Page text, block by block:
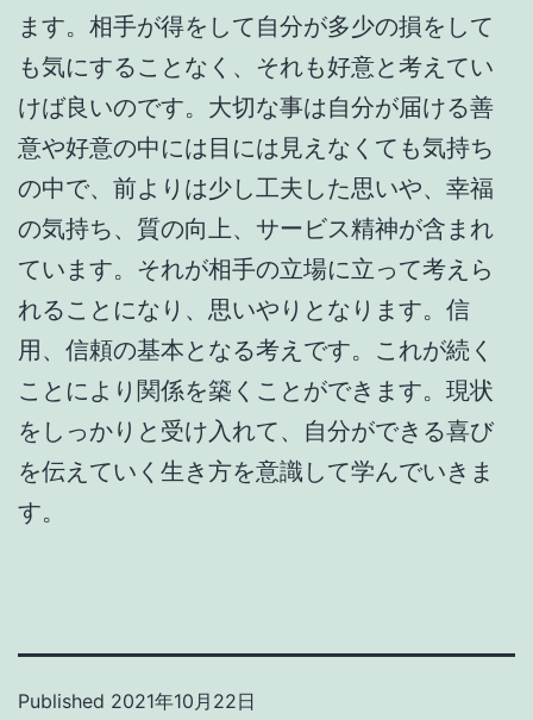
ます。相手が得をして自分が多少の損をして
も気にすることなく、それも好意と考えてい
けば良いのです。大切な事は自分が届ける善
意や好意の中には目には見えなくても気持ち
の中で、前よりは少し工夫した思いや、幸福
の気持ち、質の向上、サービス精神が含まれ
ています。それが相手の立場に立って考えら
れることになり、思いやりとなります。信
用、信頼の基本となる考えです。これが続く
ことにより関係を築くことができます。現状
をしっかりと受け入れて、自分ができる喜び
を伝えていく生き方を意識して学んでいきま
す。
Published 2021年10月22日